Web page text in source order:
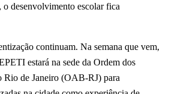
o desenvolvimento escolar fica
continuam. Na semana que vem,
estará na sede da Ordem dos
Rio de Janeiro (OAB-RJ) para